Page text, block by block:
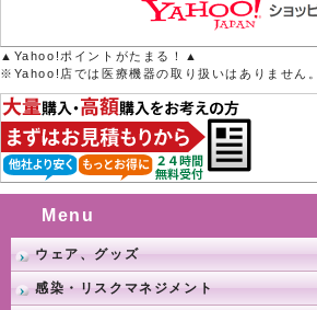
▲Yahoo!ポイントがたまる！▲
※Yahoo!店では医療機器の取り扱いはありません。
Menu
ウェア、グッズ
感染・リスクマネジメント